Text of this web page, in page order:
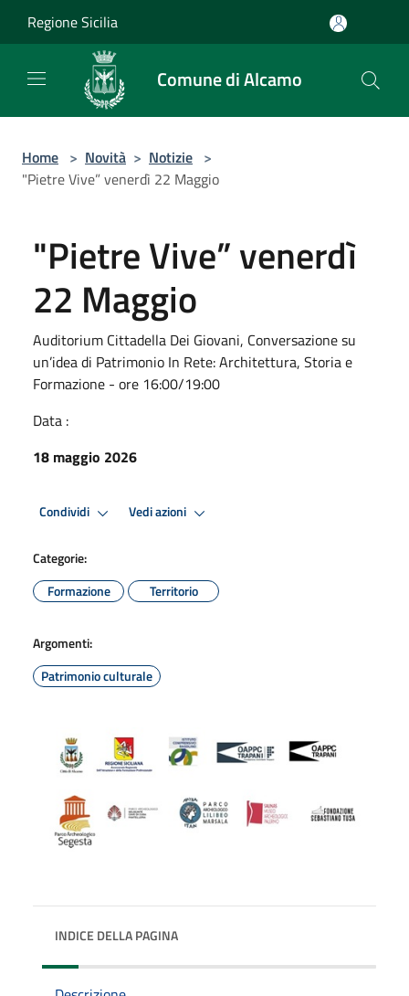
Regione Sicilia
Comune di Alcamo
Home > Novità > Notizie >
"Pietre Vive” venerdì 22 Maggio
"Pietre Vive” venerdì
22 Maggio
Auditorium Cittadella Dei Giovani, Conversazione su
un’idea di Patrimonio In Rete: Architettura, Storia e
Formazione - ore 16:00/19:00
Data :
18 maggio 2026
Condividi Vedi azioni
Categorie:
Formazione
Territorio
Argomenti:
Patrimonio culturale
INDICE DELLA PAGINA